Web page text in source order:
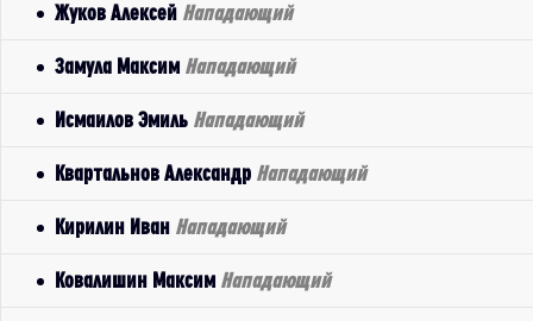
Жуков Алексей Нападающий
Замула Максим Нападающий
Исмаилов Эмиль Нападающий
Квартальнов Александр Нападающий
Кирилин Иван Нападающий
Ковалишин Максим Нападающий